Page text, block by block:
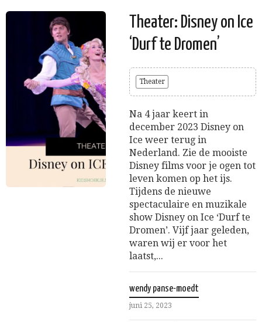
Theater: Disney on Ice
‘Durf te Dromen’
Theater
Na 4 jaar keert in
december 2023 Disney on
Ice weer terug in
Nederland. Zie de mooiste
Disney films voor je ogen tot
leven komen op het ijs.
Tijdens de nieuwe
spectaculaire en muzikale
show Disney on Ice ‘Durf te
Dromen’. Vijf jaar geleden,
waren wij er voor het
laatst,...
wendy panse-moedt
juni 25, 2023